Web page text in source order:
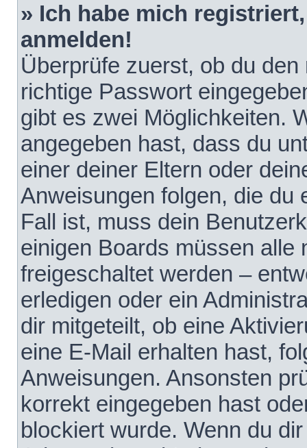
» Ich habe mich
anmelden!
Überprüfe zuerst, ob du
richtige Passwort
gibt es zwei Möglichkeiten.
angegeben hast, dass du
einer deiner Eltern oder
Anweisungen folgen, die du
Fall ist, muss dein
einigen Boards müssen alle
freigeschaltet werden –
erledigen oder ein
dir mitgeteilt, ob eine
eine E-Mail erhalten hast,
Anweisungen. Ansonsten
korrekt eingegeben hast
blockiert wurde. Wenn du